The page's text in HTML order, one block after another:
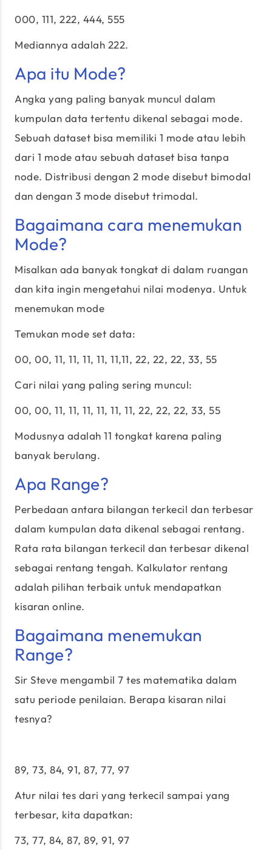
000, 111, 222, 444, 555
Mediannya adalah 222.
Apa itu Mode?
Angka yang paling banyak muncul dalam
kumpulan data tertentu dikenal sebagai mode.
Sebuah dataset bisa memiliki 1 mode atau lebih
dari 1 mode atau sebuah dataset bisa tanpa
node. Distribusi dengan 2 mode disebut bimodal
dan dengan 3 mode disebut trimodal.
Bagaimana cara menemukan
Mode?
Misalkan ada banyak tongkat di dalam ruangan
dan kita ingin mengetahui nilai modenya. Untuk
menemukan mode
Temukan mode set data:
00, 00, 11, 11, 11, 11, 11,11, 22, 22, 22, 33, 55
Cari nilai yang paling sering muncul:
00, 00, 11, 11, 11, 11, 11, 11, 22, 22, 22, 33, 55
Modusnya adalah 11 tongkat karena paling
banyak berulang.
Apa Range?
Perbedaan antara bilangan terkecil dan terbesar
dalam kumpulan data dikenal sebagai rentang.
Rata rata bilangan terkecil dan terbesar dikenal
sebagai rentang tengah. Kalkulator rentang
adalah pilihan terbaik untuk mendapatkan
kisaran online.
Bagaimana menemukan
Range?
Sir Steve mengambil 7 tes matematika dalam
satu periode penilaian. Berapa kisaran nilai
tesnya?
89, 73, 84, 91, 87, 77, 97
Atur nilai tes dari yang terkecil sampai yang
terbesar, kita dapatkan:
73, 77, 84, 87, 89, 91, 97